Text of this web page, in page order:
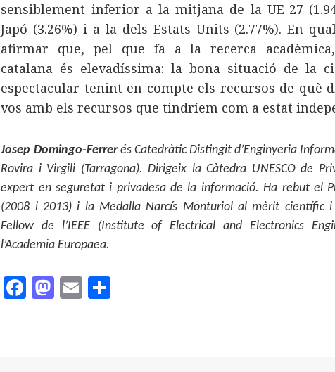
sensiblement inferior a la mitjana de la UE-27
Japó (3.26%) i a la dels Estats Units (2.77%). En
afirmar que, pel que fa a la recerca
catalana és elevadíssima: la bona situació de la
espectacular tenint en compte els recursos de què
vos amb els recursos que tindríem com a estat
Josep Domingo-Ferrerés Catedràtic Distingit d’Enginyeria
Rovira i Virgili (Tarragona). Dirigeix la Càtedra UNESCO de
expert en seguretat i privadesa de la informació. Ha rebut el
(2008 i 2013) i la Medalla Narcís Monturiol al mèrit científic i
Fellow de l’IEEE (Institute of Electrical and Electronics
l’Academia Europaea.
F M E